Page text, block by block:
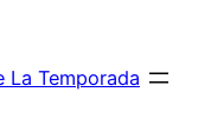
La Temporada